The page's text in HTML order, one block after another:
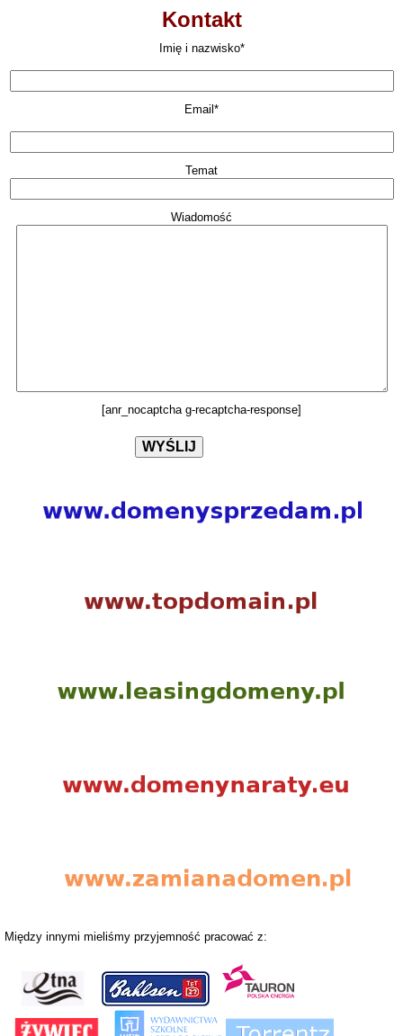
Kontakt
Imię i nazwisko*
Email*
Temat
Wiadomość
[anr_nocaptcha g-recaptcha-response]
Między innymi mieliśmy przyjemność pracować z: